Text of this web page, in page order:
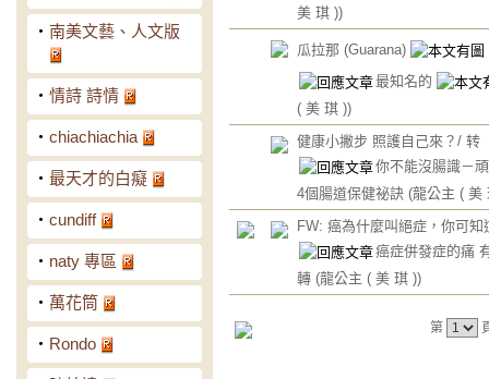
‧ 南美文藝、人文版
‧ 情詩 詩情
‧ chiachiachia
‧ 最天才的白癡
‧ cundiff
‧ naty 專區
‧ 萬花筒
‧ Rondo
美 琪 ))
瓜拉那 (Guarana)
最知名的
( 美 琪 ))
健康小撇步 照護自己來？/ 转
你不能沒腸識－
4個腸道保健祕訣 (龍公主 ( 美
FW: 癌為什麼叫絕症，你可知
癌症併發症的痛
轉 (龍公主 ( 美 琪 ))
第